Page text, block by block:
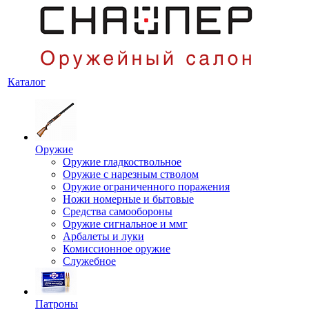
Каталог
Оружие
Оружие гладкоствольное
Оружие с нарезным стволом
Оружие ограниченного поражения
Ножи номерные и бытовые
Средства самообороны
Оружие сигнальное и ммг
Арбалеты и луки
Комиссионное оружие
Служебное
Патроны